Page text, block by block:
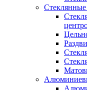
Стеклянные